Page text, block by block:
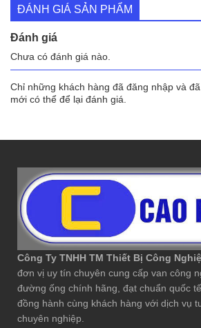
ĐÁNH GIÁ SẢN PHẨM
Đánh giá
Chưa có đánh giá nào.
Chỉ những khách hàng đã đăng nhập và
mới có thể để lại đánh giá.
Công Ty TNHH TM Thiết Bị Công
đơn vị uy tín chuyên cung cấp van công
đường ống chính hãng, đạt chuẩn quốc
đồng hành cùng khách hàng với dịch vụ
chuyên nghiệp.